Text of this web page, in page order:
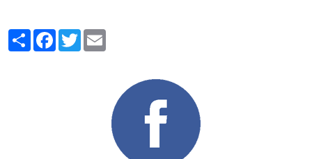
PartagerFacebook
Twitter